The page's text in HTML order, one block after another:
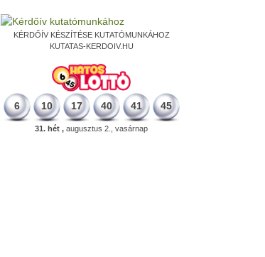
KÉRDŐÍV KÉSZÍTÉSE KUTATÓMUNKÁHOZ
KUTATAS-KERDOIV.HU
6 10 17 40 41 45
31. hét , augusztus 2., vasárnap